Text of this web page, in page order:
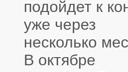
подойдет к
уже через
несколько
В октябре